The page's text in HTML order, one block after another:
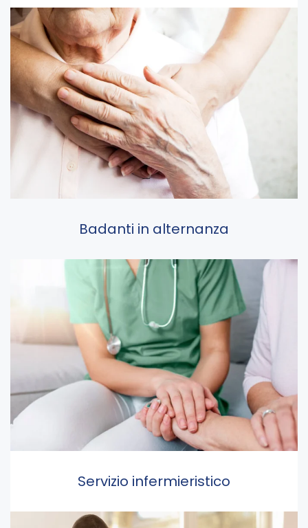
Badanti in alternanza
Servizio infermieristico